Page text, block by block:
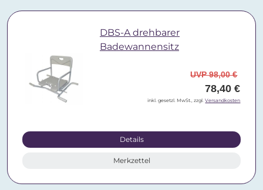
DBS-A drehbarer
Badewannensitz
UVP 98,00 €
78,40 €
inkl. gesetzl. MwSt., zzgl.Versandkosten
Details
Merkzettel